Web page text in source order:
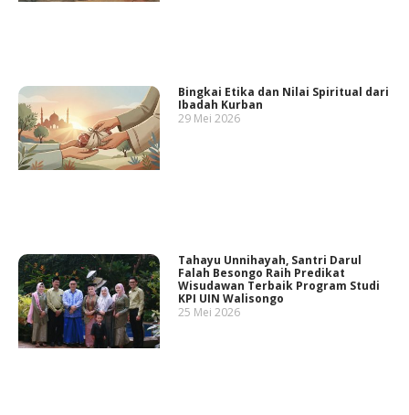
Bingkai Etika dan Nilai Spiritual dari
Ibadah Kurban
29 Mei 2026
Tahayu Unnihayah, Santri Darul
Falah Besongo Raih Predikat
Wisudawan Terbaik Program Studi
KPI UIN Walisongo
25 Mei 2026